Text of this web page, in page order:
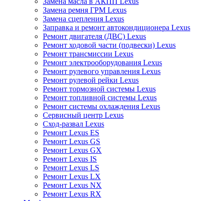
Замена ремня ГРМ Lexus
Замена сцепления Lexus
Заправка и ремонт автокондиционера Lexus
Ремонт двигателя (ДВС) Lexus
Ремонт ходовой части (подвески) Lexus
Ремонт трансмиссии Lexus
Ремонт электрооборудования Lexus
Ремонт рулевого управления Lexus
Ремонт рулевой рейки Lexus
Ремонт тормозной системы Lexus
Ремонт топливной системы Lexus
Ремонт системы охлаждения Lexus
Сервисный центр Lexus
Сход-развал Lexus
Ремонт Lexus ES
Ремонт Lexus GS
Ремонт Lexus GX
Ремонт Lexus IS
Ремонт Lexus LS
Ремонт Lexus LX
Ремонт Lexus NX
Ремонт Lexus RX